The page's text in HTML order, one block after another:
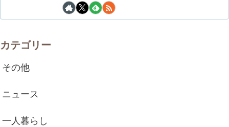
カテゴリー
その他
ニュース
一人暮らし